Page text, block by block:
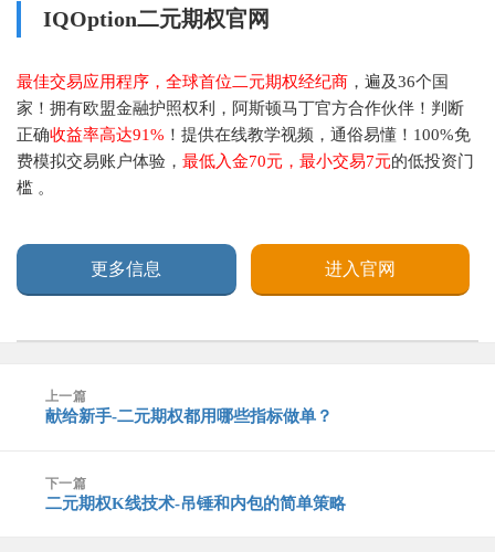
IQOption二元期权官网
最佳交易应用程序，全球首位二元期权经纪商 ，遍及36个国
家！拥有欧盟金融护照权利，阿斯顿马丁官方合作伙伴！判断
正确收益率高达91% ！提供在线教学视频，通俗易懂！100%免
费模拟交易账户体验， 最低入金70元，最小交易7元的低投资门
槛 。
更多信息 进入官网
上一篇
上
章：
献给新手-二元期权都用哪些指标做单？
下一篇
下
二元期权K线技术-吊锤和内包的简单策略